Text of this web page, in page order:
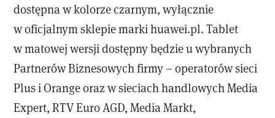
dostępna w kolorze czarnym, wyłącznie
w oficjalnym sklepie marki huawei.pl. Tablet
w matowej wersji dostępny będzie u wybranych
Partnerów Biznesowych firmy – operatorów sieci
Plus i Orange oraz w sieciach handlowych Media
Expert, RTV Euro AGD, Media Markt,